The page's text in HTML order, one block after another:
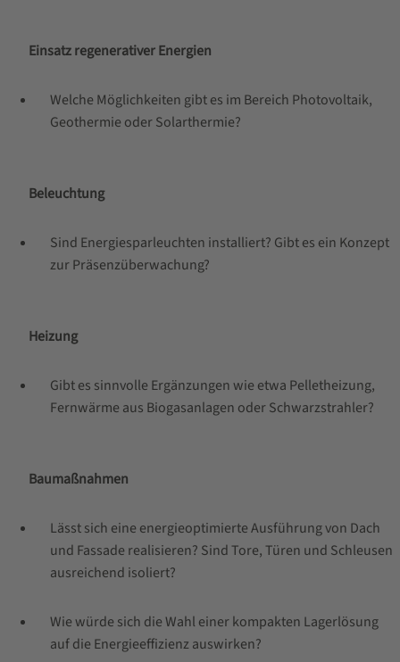
Einsatz regenerativer Energien
Welche Möglichkeiten gibt es im Bereich Photovoltaik,
Geothermie oder Solarthermie?
Beleuchtung
Sind Energiesparleuchten installiert? Gibt es ein Konzept
zur Präsenzüberwachung?
Heizung
Gibt es sinnvolle Ergänzungen wie etwa Pelletheizung,
Fernwärme aus Biogasanlagen oder Schwarzstrahler?
Baumaßnahmen
Lässt sich eine energieoptimierte Ausführung von Dach
und Fassade realisieren? Sind Tore, Türen und Schleusen
ausreichend isoliert?
Wie würde sich die Wahl einer kompakten Lagerlösung
auf die Energieeffizienz auswirken?